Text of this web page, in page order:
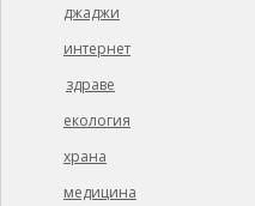
джаджи
интернет
здраве
екология
храна
медицина